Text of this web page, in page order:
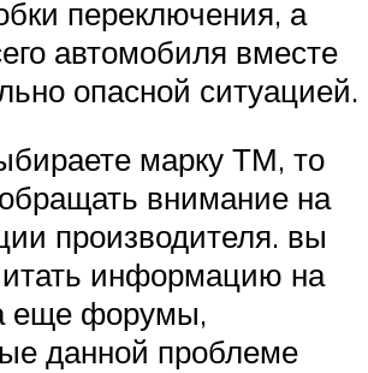
переключения, а
автомобиля вместе
опасной ситуацией.
марку ТМ, то
внимание на
производителя. вы
информацию на
еще форумы,
данной проблеме